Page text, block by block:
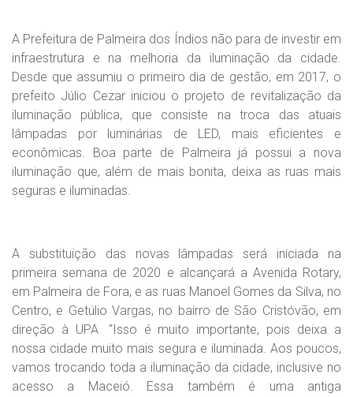
A Prefeitura de Palmeira dos Índios não para de investir em
infraestrutura e na melhoria da iluminação da cidade.
Desde que assumiu o primeiro dia de gestão, em 2017, o
prefeito Júlio Cezar iniciou o projeto de revitalização da
iluminação pública, que consiste na troca das atuais
lâmpadas por luminárias de LED, mais eficientes e
econômicas. Boa parte de Palmeira já possui a nova
iluminação que, além de mais bonita, deixa as ruas mais
seguras e iluminadas.
A substituição das novas lâmpadas será iniciada na
primeira semana de 2020 e alcançará a Avenida Rotary,
em Palmeira de Fora, e as ruas Manoel Gomes da Silva, no
Centro, e Getúlio Vargas, no bairro de São Cristóvão, em
direção à UPA. “Isso é muito importante, pois deixa a
nossa cidade muito mais segura e iluminada. Aos poucos,
vamos trocando toda a iluminação da cidade, inclusive no
acesso a Maceió. Essa também é uma antiga